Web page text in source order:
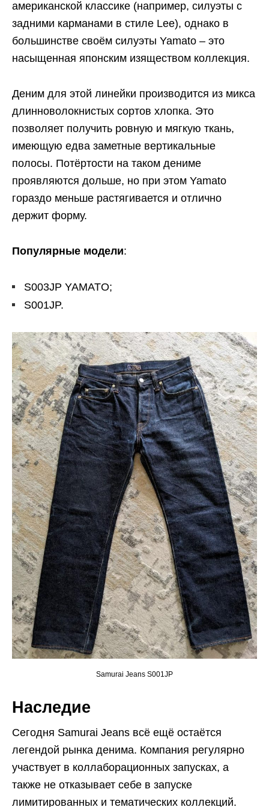
американской классике (например, силуэты с
задними карманами в стиле Lee), однако в
большинстве своём силуэты Yamato – это
насыщенная японским изяществом коллекция.
Деним для этой линейки производится из микса
длинноволокнистых сортов хлопка. Это
позволяет получить ровную и мягкую ткань,
имеющую едва заметные вертикальные
полосы. Потёртости на таком дениме
проявляются дольше, но при этом Yamato
гораздо меньше растягивается и отлично
держит форму.
Популярные модели:
S003JP YAMATO;
S001JP.
Samurai Jeans S001JP
Наследие
Сегодня Samurai Jeans всё ещё остаётся
легендой рынка денима. Компания регулярно
участвует в коллаборационных запусках, а
также не отказывает себе в запуске
лимитированных и тематических коллекций.